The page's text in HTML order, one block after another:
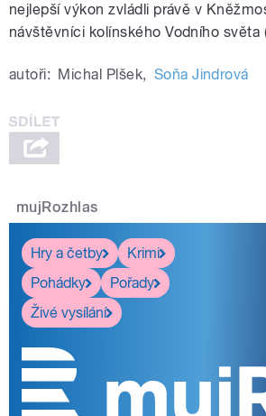
pause
nejlepší výkon zvládli právě v
návštěvníci kolínského Vodního světa
autoři: Michal Plšek, Soňa Jindrová
mujRozhlas
Hry a četby
Krimi
Pohádky
Pořady
Živé vysílání